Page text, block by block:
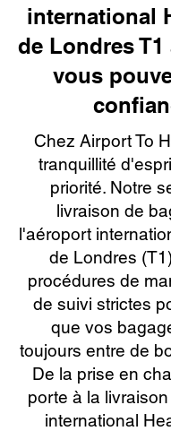
international
de Londres
vous
Chez Airport To
tranquillité
priorité. Notre
livraison de
l'aéroport
de Londres
procédures de
de suivi strictes
que vos
toujours entre de
De la prise en
porte à la
international